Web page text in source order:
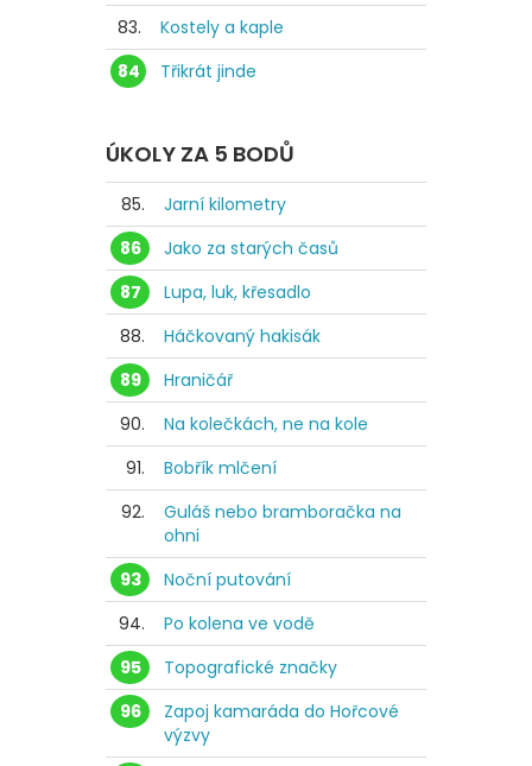
83.
Kostely a kaple
84
Třikrát jinde
ÚKOLY ZA 5 BODŮ
85.
Jarní kilometry
86
Jako za starých časů
87
Lupa, luk, křesadlo
88.
Háčkovaný hakisák
89
Hraničář
90.
Na kolečkách, ne na kole
91.
Bobřík mlčení
92.
Guláš nebo bramboračka na
ohni
93
Noční putování
94.
Po kolena ve vodě
95
Topografické značky
96
Zapoj kamaráda do Hořcové
výzvy